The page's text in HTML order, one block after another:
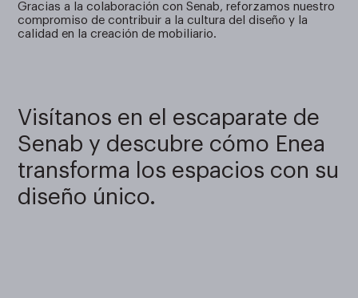
Gracias a la colaboración con Senab, reforzamos nuestro
compromiso de contribuir a la cultura del diseño y la
calidad en la creación de mobiliario.
Visítanos en el escaparate de
Senab y descubre cómo Enea
transforma los espacios con su
diseño único.